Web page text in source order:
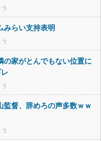
みらい支持表明
の家がとんでもない位置に
監督、辞めろの声多数ｗｗ